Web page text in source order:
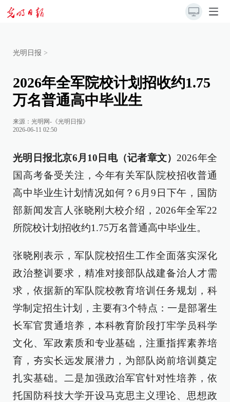
光明日报 >
2026年全军院校计划招收约1.75
万名普通高中毕业生
来源： 光明网-《光明日报》
2026-06-11 02:50
光明日报北京6月10日电（记者章文） 2026年全
国高考备受关注，今年有关军队院校招收普通
高中毕业生计划情况如何？6月9日下午，国防
部新闻发言人张晓刚大校介绍，2026年全军22
所院校计划招收约1.75万名普通高中毕业生。
张晓刚表示，军队院校招生工作全面落实深化
政治整训要求，精准对接部队战建备治人才需
求，依据新的军队院校教育培训任务规划，科
学制定招生计划，主要有3个特点：一是部署生
长军官贯通培养，本科教育阶段打牢学员科学
文化、军政素质和专业基础，注重指挥素养培
育，夯实长远发展潜力，为部队岗前培训奠定
扎实基础。二是加强政治军官针对性培养，依
托国防科技大学开设马克思主义理论、思想政